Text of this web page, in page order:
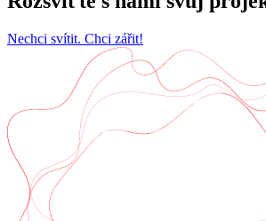
Nechci svítit. Chci zářit!